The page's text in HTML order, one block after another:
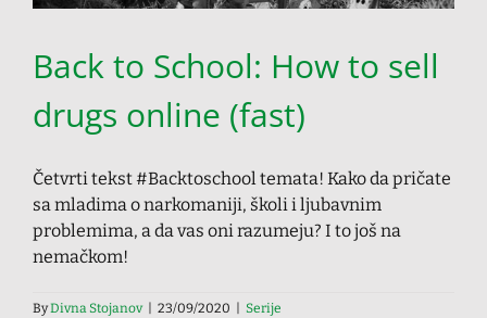
Back to School: How to sell
drugs online (fast)
Četvrti tekst #Backtoschool temata! Kako da pričate
sa mladima o narkomaniji, školi i ljubavnim
problemima, a da vas oni razumeju? I to još na
nemačkom!
ByDivna Stojanov 23/09/2020
Serije